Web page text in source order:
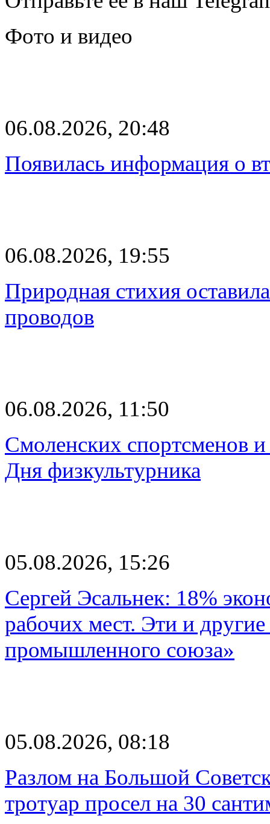
Фото и видео
06.08.2026, 20:48
Появилась информация о
06.08.2026, 19:55
Природная стихия
проводов
06.08.2026, 11:50
Смоленских спортсменов
Дня физкультурника
05.08.2026, 15:26
Сергей Эсальнек: 18%
рабочих мест. Эти и
промышленного союза»
05.08.2026, 08:18
Разлом на Большой
тротуар просел на 30